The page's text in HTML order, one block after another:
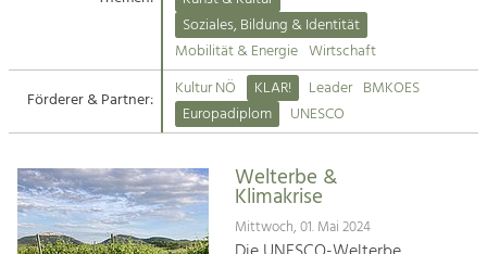
Suche
Impressum
Kontakt
Angebotsentwicklung und
Handwerk, Wissenschaft und Forschung.
Soziales, Bildung &
Soziales, Bildung & Identität
Mobilität & Energie Wirtschaft
Förderer & Partner:
Kultur NÖ KLAR! Leader BMKOES
Europadiplom
UNESCO
Welterbe &
Klimakrise
Mittwoch, 01. Mai 2024